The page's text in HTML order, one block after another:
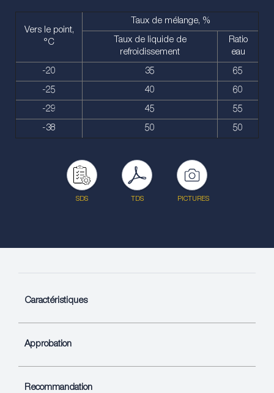
Vers le point,
°C
Taux de mélange, %
Taux de liquide de
refroidissement
Ratio
eau
-20 35 65
-25 40 60
-29 45 55
-38 50 50
SDS TDS PICTURES
Caractéristiques
Approbation
Recommandation